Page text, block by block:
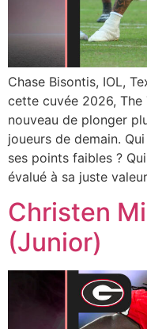
Chase Bisontis, IOL,
cette cuvée 2026,
nouveau de plonger
joueurs de demain.
ses points faibles ?
évalué à sa juste
Christen
(Junior)